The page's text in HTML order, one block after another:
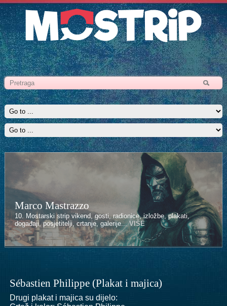
Marco Mastrazzo
10. Mostarski strip vikend, gosti, radionice, izložbe, plakati,
događaji, posjetitelji, crtanje, galerije...VIŠE
Sébastien Philippe (Plakat i majica)
Drugi plakat i majica su dijelo: